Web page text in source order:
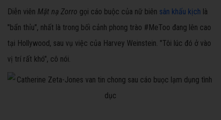
Diễn viên Mặt nạ Zorro gọi cáo buộc của nữ biên sân khấu kịch là
"bẩn thỉu", nhất là trong bối cảnh phong trào #MeToo đang lên cao
tại Hollywood, sau vụ việc của Harvey Weinstein. "Tôi lúc đó ở vào
vị trí rất khó", cô nói.